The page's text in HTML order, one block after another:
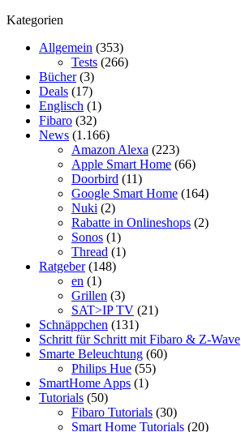
Kategorien
Allgemein (353)
Tests (266)
Bücher(3)
Deals (17)
Englisch (1)
Fibaro (32)
News (1.166)
Amazon Alexa (223)
Apple Smart Home (66)
Doorbird (11)
Google Smart Home (164)
Nuki (2)
Rabatte in Onlineshops (2)
Sonos (1)
Thread (1)
Ratgeber(148)
en (1)
Grillen (3)
SAT>IP TV (21)
Schnäppchen (131)
Schritt für Schritt mit Fibaro & Z-Wave
Smarte Beleuchtung (60)
Philips Hue (55)
SmartHome Apps (1)
Tutorials (50)
Fibaro Tutorials (30)
Smart Home Tutorials (20)